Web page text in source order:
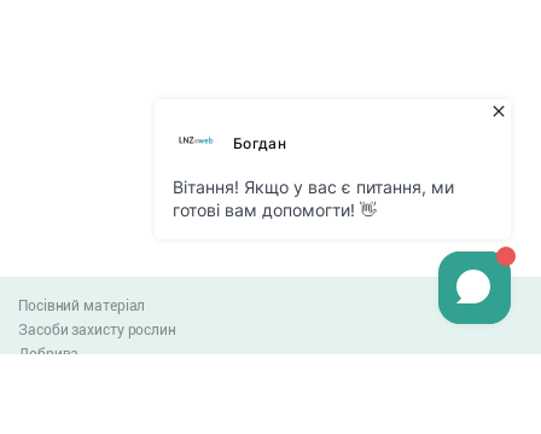
Посівний матеріал
Засоби захисту рослин
Добрива